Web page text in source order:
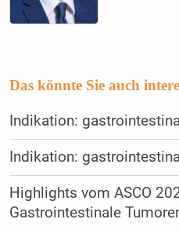
Das könnte Sie auch
Indikation:
Indikation:
Highlights vom ASCO
Gastrointestinale